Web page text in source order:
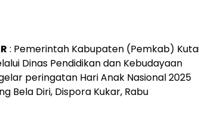
: Pemerintah Kabupaten (Pemkab)
Dinas Pendidikan dan Kebudayaan
peringatan Hari Anak Nasional 2025
Bela Diri, Dispora Kukar, Rabu